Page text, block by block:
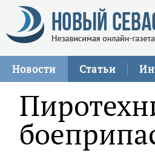
Новости Статьи